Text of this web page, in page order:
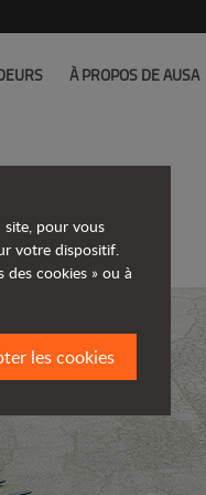
À PROPOS DE AUSA
site, pour vous
votre dispositif.
des cookies » ou à
les cookies